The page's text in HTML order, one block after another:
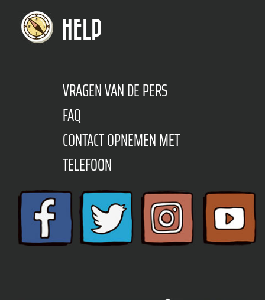
HELP
VRAGEN VAN DE PERS
FAQ
CONTACT OPNEMEN MET
TELEFOON